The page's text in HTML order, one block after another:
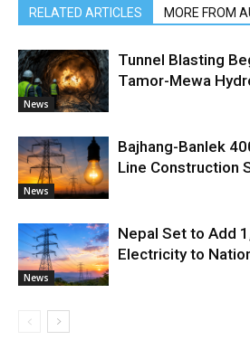
RELATED ARTICLES MORE FROM
News
Tunnel Blasting
Tamor-Mewa
News
Bajhang-Banlek
Line Construction
News
Nepal Set to Add
Electricity to